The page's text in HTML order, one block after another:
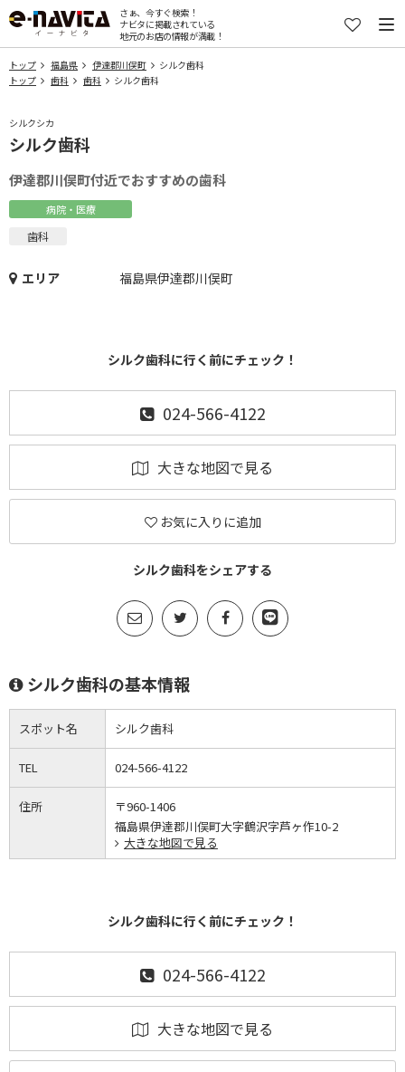
さぁ、今すぐ検索！
ナビタに掲載されている
地元のお店の情報が満載！
トップ 福島県 伊達郡川俣町
シルク歯科
トップ
歯科 歯科 シルク歯科
シルクシカ
シルク歯科
伊達郡川俣町付近でおすすめの歯科
病院・医療
歯科
エリア 福島県伊達郡川俣町
シルク歯科に行く前にチェック！
024-566-4122
大きな地図で見る
お気に入りに追加
シルク歯科をシェアする
シルク歯科の基本情報
スポット名 シルク歯科
TEL 024-566-4122
住所
〒960-1406
福島県伊達郡川俣町大字鶴沢字芦ヶ作10-2
大きな地図で見る
シルク歯科に行く前にチェック！
024-566-4122
大きな地図で見る